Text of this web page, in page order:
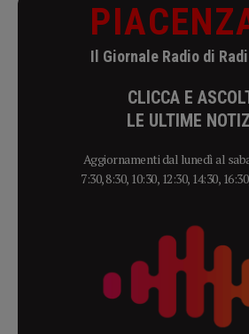
Il Giornale Radio di
CLICCA E
LE ULTIME
Aggiornamenti dal lunedì al
7:30, 8:30, 10:30, 12:30, 14:30,